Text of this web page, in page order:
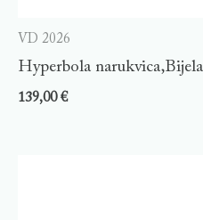
VD 2026
Hyperbola
139,00€